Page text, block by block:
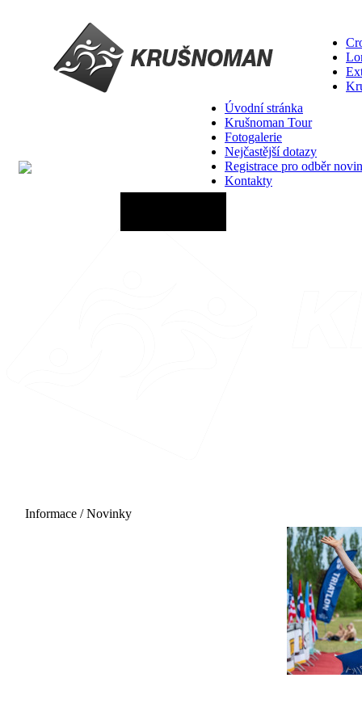
Úvodní stránka
Krušnoman Tour
Fotogalerie
Nejčastější dotazy
Registrace pro odběr
Kontakty
Informace / Novinky